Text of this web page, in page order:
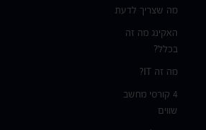
מה שצריך לדעת
האקינג מה זה
בכלל?
מה זה IT?
4 קורסי מחשב
שווים